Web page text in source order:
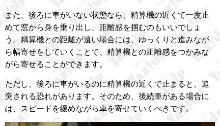
また、後ろに車がいない状態なら、精算機の近くて一度止
めて窓から身を乗り出し、距離感を掴むのもいいでしょ
う。精算機との距離が遠い場合には、ゆっくりと進みなが
ら幅寄せをしていくことで、精算機との距離感をつかみな
がら寄せることができます。
ただし、後ろに車がいるのに精算機の近くで止まると、追
突される恐れがあります。そのため、後続車がある場合に
は、スピードを緩めながら車を寄せていくべきです。